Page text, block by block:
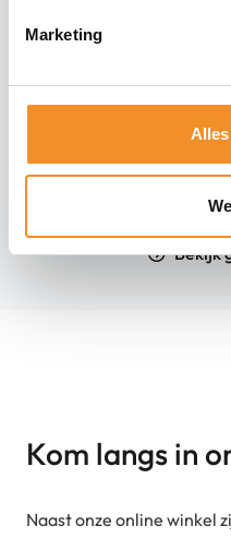
Marketing
€49,99
Bekijk
Kom langs in
Naast onze online winkel